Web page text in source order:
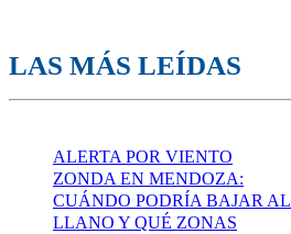
LAS MÁS LEÍDAS
ALERTA POR VIENTO
ZONDA EN MENDOZA:
CUÁNDO PODRÍA BAJAR AL
LLANO Y QUÉ ZONAS